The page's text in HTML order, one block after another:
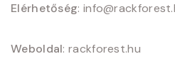
Elérhetőség:
Weboldal: rackforest.hu